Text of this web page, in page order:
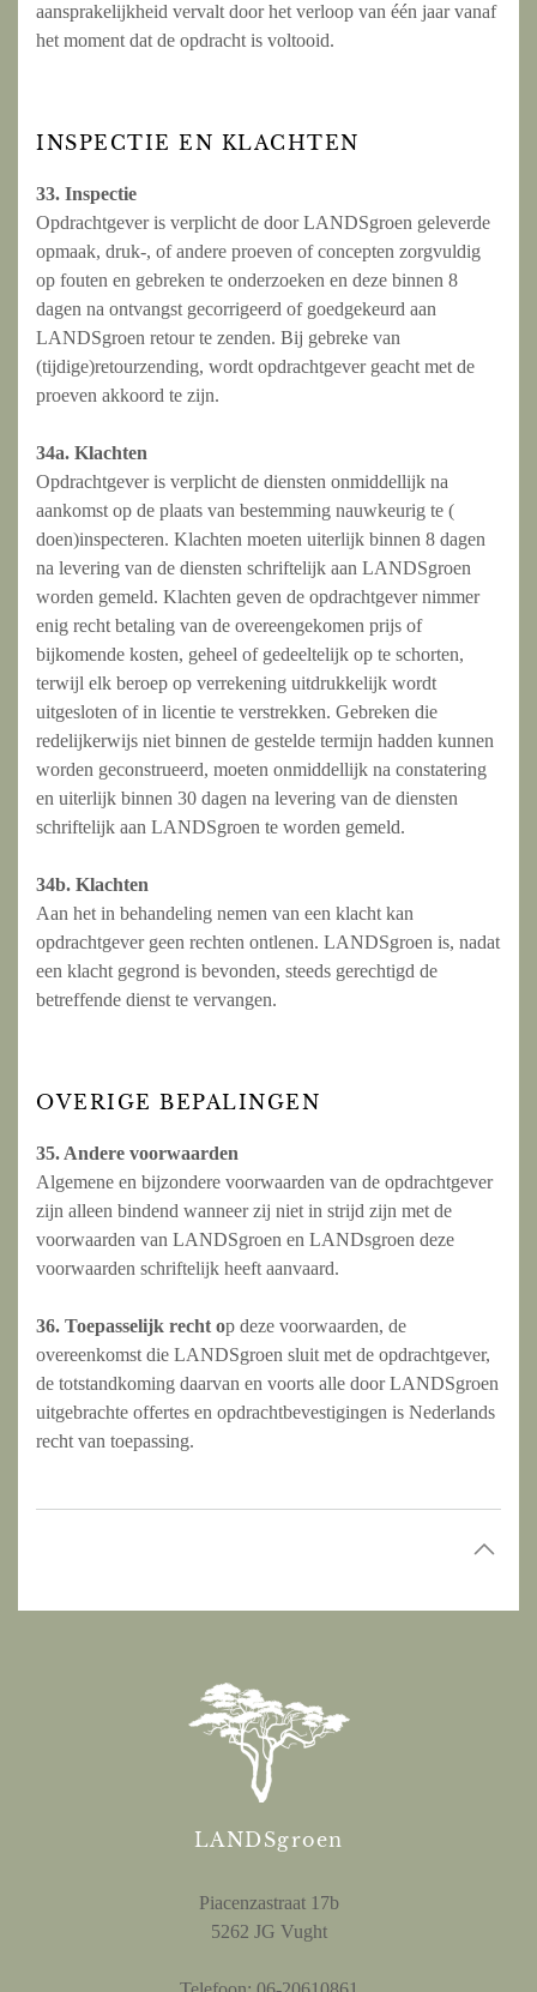
aansprakelijkheid vervalt door het verloop van één jaar vanaf
het moment dat de opdracht is voltooid.
INSPECTIE EN KLACHTEN
33. Inspectie
Opdrachtgever is verplicht de door LANDSgroen geleverde
opmaak, druk-, of andere proeven of concepten zorgvuldig
op fouten en gebreken te onderzoeken en deze binnen 8
dagen na ontvangst gecorrigeerd of goedgekeurd aan
LANDSgroen retour te zenden. Bij gebreke van
(tijdige)retourzending, wordt opdrachtgever geacht met de
proeven akkoord te zijn.
34a. Klachten
Opdrachtgever is verplicht de diensten onmiddellijk na
aankomst op de plaats van bestemming nauwkeurig te (
doen)inspecteren. Klachten moeten uiterlijk binnen 8 dagen
na levering van de diensten schriftelijk aan LANDSgroen
worden gemeld. Klachten geven de opdrachtgever nimmer
enig recht betaling van de overeengekomen prijs of
bijkomende kosten, geheel of gedeeltelijk op te schorten,
terwijl elk beroep op verrekening uitdrukkelijk wordt
uitgesloten of in licentie te verstrekken. Gebreken die
redelijkerwijs niet binnen de gestelde termijn hadden kunnen
worden geconstrueerd, moeten onmiddellijk na constatering
en uiterlijk binnen 30 dagen na levering van de diensten
schriftelijk aan LANDSgroen te worden gemeld.
34b. Klachten
Aan het in behandeling nemen van een klacht kan
opdrachtgever geen rechten ontlenen. LANDSgroen is, nadat
een klacht gegrond is bevonden, steeds gerechtigd de
betreffende dienst te vervangen.
OVERIGE BEPALINGEN
35. Andere voorwaarden
Algemene en bijzondere voorwaarden van de opdrachtgever
zijn alleen bindend wanneer zij niet in strijd zijn met de
voorwaarden van LANDSgroen en LANDsgroen deze
voorwaarden schriftelijk heeft aanvaard.
36. Toepasselijk recht op deze voorwaarden, de
overeenkomst die LANDSgroen sluit met de opdrachtgever,
de totstandkoming daarvan en voorts alle door LANDSgroen
uitgebrachte offertes en opdrachtbevestigingen is Nederlands
recht van toepassing.
Piacenzastraat 17b
5262 JG Vught
LANDSgroen